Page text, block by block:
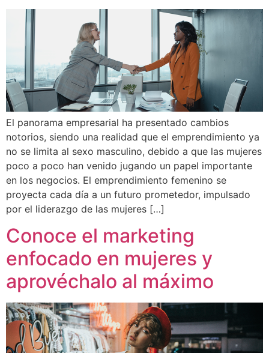
El panorama empresarial ha presentado cambios
notorios, siendo una realidad que el emprendimiento ya
no se limita al sexo masculino, debido a que las mujeres
poco a poco han venido jugando un papel importante
en los negocios. El emprendimiento femenino se
proyecta cada día a un futuro prometedor, impulsado
por el liderazgo de las mujeres […]
Conoce el marketing
enfocado en mujeres y
aprovéchalo al máximo